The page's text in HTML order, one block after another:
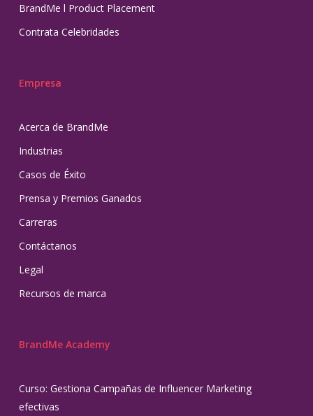
BrandMe l Product Placement
Contrata Celebridades
Empresa
Acerca de BrandMe
Industrias
Casos de Éxito
Prensa y Premios Ganados
Carreras
Contáctanos
Legal
Recursos de marca
BrandMe Academy
Curso: Gestiona Campañas de Influencer Marketing
efectivas